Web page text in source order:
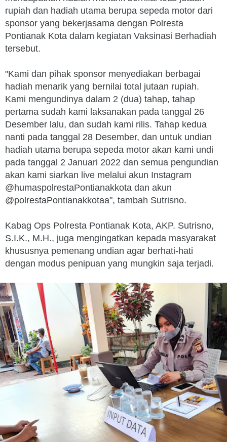
rupiah dan hadiah utama berupa sepeda motor dari
sponsor yang bekerjasama dengan Polresta
Pontianak Kota dalam kegiatan Vaksinasi Berhadiah
tersebut.
"Kami dan pihak sponsor menyediakan berbagai
hadiah menarik yang bernilai total jutaan rupiah.
Kami mengundinya dalam 2 (dua) tahap, tahap
pertama sudah kami laksanakan pada tanggal 26
Desember lalu, dan sudah kami rilis. Tahap kedua
nanti pada tanggal 28 Desember, dan untuk undian
hadiah utama berupa sepeda motor akan kami undi
pada tanggal 2 Januari 2022 dan semua pengundian
akan kami siarkan live melalui akun Instagram
@humaspolrestaPontianakkota dan akun
@polrestaPontianakkotaa", tambah Sutrisno.
Kabag Ops Polresta Pontianak Kota, AKP. Sutrisno,
S.I.K., M.H., juga mengingatkan kepada masyarakat
khususnya pemenang undian agar berhati-hati
dengan modus penipuan yang mungkin saja terjadi.